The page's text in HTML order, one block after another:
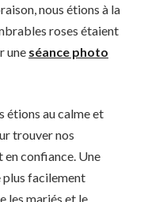
nous étions à la
roses étaient
une séance photo
étions au calme et
trouver nos
en confiance. Une
plus facilement
les mariés et le